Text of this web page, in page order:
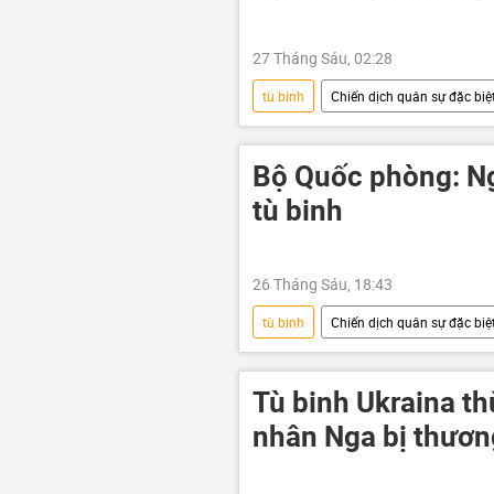
27 Tháng Sáu, 02:28
tù binh Chiến dịch quân sự đặc
Quân đội Ukraina
Ukraina
xung đột
Nga UAV
Bộ Quốc phòng:
tù binh
26 Tháng Sáu, 18:43
tù binh Chiến dịch quân sự đặc
Bộ Quốc phòng Nga
Cuộc
xung đột quân sự
Thế giới
Tù binh Ukraina
nhân Nga bị